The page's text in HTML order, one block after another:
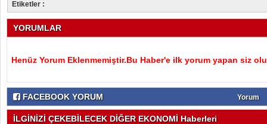
Etiketler :
YORUMLAR
Henüz Yorum Eklenmemiştir.Bu Haber'e ilk yorum yapan siz
FACEBOOK YORUM Yorum
İLGİNİZİ ÇEKEBİLECEK DİĞER EKONOMİ Haberleri